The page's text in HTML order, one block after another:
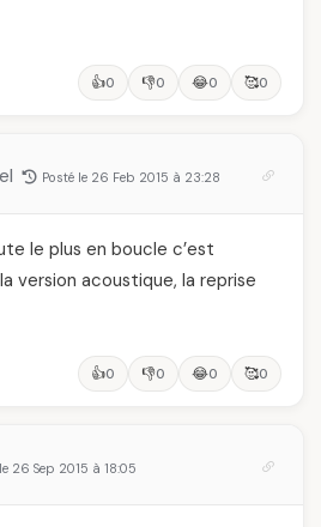
👍0 👎0 😂0 🥰0
Posté le 26 Feb 2015 à 23:28
le plus en boucle c’est
version acoustique, la reprise
👍0 👎0 😂0 🥰0
26 Sep 2015 à 18:05